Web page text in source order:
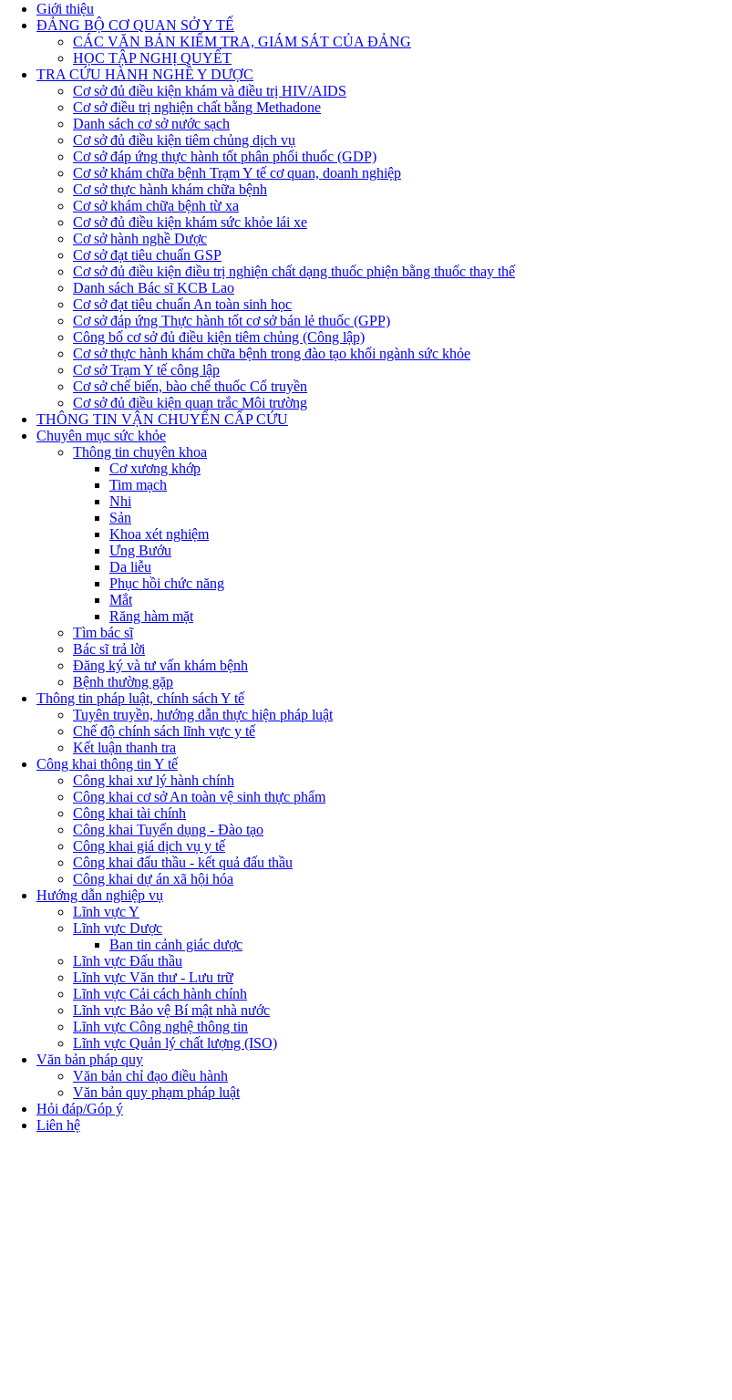
Giới thiệu
ĐẢNG BỘ CƠ QUAN SỞ Y TẾ
CÁC VĂN BẢN KIỂM TRA, GIÁM SÁT CỦA ĐẢNG
HỌC TẬP NGHỊ QUYẾT
TRA CỨU HÀNH NGHỀ Y DƯỢC
Cơ sở đủ điều kiện khám và điều trị HIV/AIDS
Cơ sở điều trị nghiện chất bằng Methadone
Danh sách cơ sở nước sạch
Cơ sở đủ điều kiện tiêm chủng dịch vụ
Cơ sở đáp ứng thực hành tốt phân phối thuốc (GDP)
Cơ sở khám chữa bệnh Trạm Y tế cơ quan, doanh nghiệp
Cơ sở thực hành khám chữa bệnh
Cơ sở khám chữa bệnh từ xa
Cơ sở đủ điều kiện khám sức khỏe lái xe
Cơ sở hành nghề Dược
Cơ sở đạt tiêu chuẩn GSP
Cơ sở đủ điều kiện điều trị nghiện chất dạng thuốc phiện bằng thuốc thay thế
Danh sách Bác sĩ KCB Lao
Cơ sở đạt tiêu chuẩn An toàn sinh học
Cơ sở đáp ứng Thực hành tốt cơ sở bán lẻ thuốc (GPP)
Công bố cơ sở đủ điều kiện tiêm chủng (Công lập)
Cơ sở thực hành khám chữa bệnh trong đào tạo khối ngành sức khỏe
Cơ sở Trạm Y tế công lập
Cơ sở chế biến, bào chế thuốc Cổ truyền
Cơ sở đủ điều kiện quan trắc Môi trường
THÔNG TIN VẬN CHUYỂN CẤP CỨU
Chuyên mục sức khỏe
Thông tin chuyên khoa
Cơ xương khớp
Tim mạch
Nhi
Sản
Khoa xét nghiệm
Ưng Bướu
Da liễu
Phục hồi chức năng
Mắt
Răng hàm mặt
Tìm bác sĩ
Bác sĩ trả lời
Đăng ký và tư vấn khám bệnh
Bệnh thường gặp
Thông tin pháp luật, chính sách Y tế
Tuyên truyền, hướng dẫn thực hiện pháp luật
Chế độ chính sách lĩnh vực y tế
Kết luận thanh tra
Công khai thông tin Y tế
Công khai xư lý hành chính
Công khai cơ sở An toàn vệ sinh thực phẩm
Công khai tài chính
Công khai Tuyển dụng - Đào tạo
Công khai giá dịch vụ y tế
Công khai đấu thầu - kết quả đấu thầu
Công khai dự án xã hội hóa
Hướng dẫn nghiệp vụ
Lĩnh vực Y
Lĩnh vực Dược
Ban tin cảnh giác dược
Lĩnh vực Đấu thầu
Lĩnh vực Văn thư - Lưu trữ
Lĩnh vực Cải cách hành chính
Lĩnh vực Bảo vệ Bí mật nhà nước
Lĩnh vực Công nghệ thông tin
Lĩnh vực Quản lý chất lượng (ISO)
Văn bản pháp quy
Văn bản chỉ đạo điều hành
Văn bản quy phạm pháp luật
Hỏi đáp/Góp ý
Liên hệ